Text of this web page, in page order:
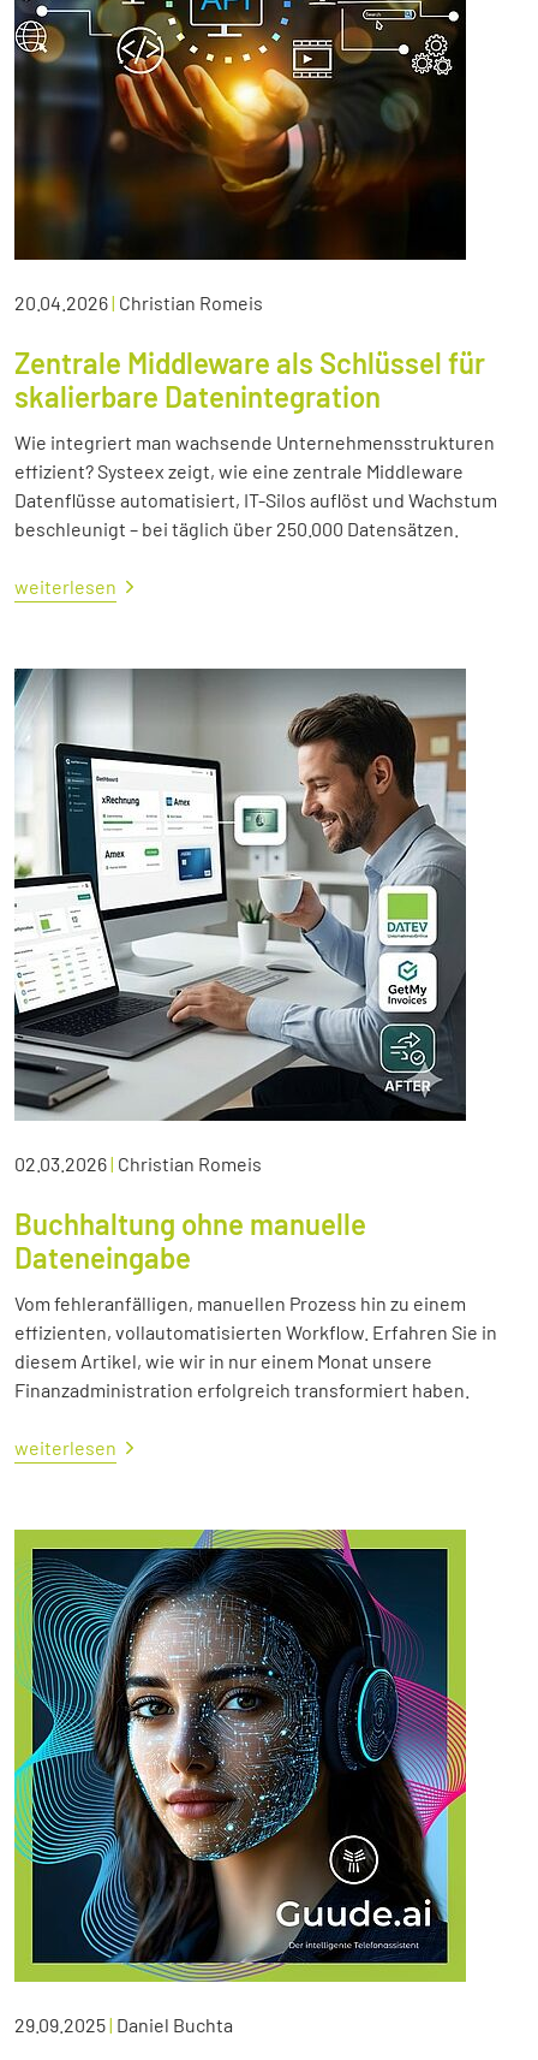
20.04.2026| Christian Romeis
Zentrale Middleware als Schlüssel für
skalierbare Datenintegration
Wie integriert man wachsende Unternehmensstrukturen
effizient? Systeex zeigt, wie eine zentrale Middleware
Datenflüsse automatisiert, IT-Silos auflöst und Wachstum
beschleunigt – bei täglich über 250.000 Datensätzen.
weiterlesen
02.03.2026| Christian Romeis
Buchhaltung ohne manuelle
Dateneingabe
Vom fehleranfälligen, manuellen Prozess hin zu einem
effizienten, vollautomatisierten Workflow. Erfahren Sie in
diesem Artikel, wie wir in nur einem Monat unsere
Finanzadministration erfolgreich transformiert haben.
weiterlesen
29.09.2025| Daniel Buchta